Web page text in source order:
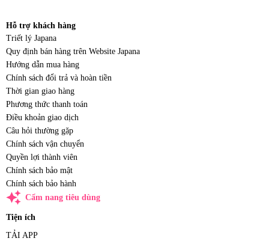
Hỗ trợ khách hàng
Triết lý Japana
Quy định bán hàng trên Website Japana
Hướng dẫn mua hàng
Chính sách đổi trả và hoàn tiền
Thời gian giao hàng
Phương thức thanh toán
Điều khoản giao dịch
Câu hỏi thường gặp
Chính sách vận chuyển
Quyền lợi thành viên
Chính sách bảo mật
Chính sách bảo hành
auto_awesome Cẩm nang tiêu dùng
Tiện ích
TẢI APP